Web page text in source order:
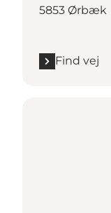
5853 Ørbæk
Find vej